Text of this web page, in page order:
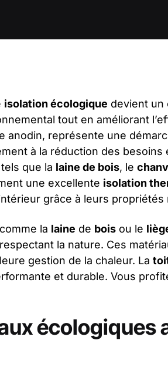
isolation écologique devient un
tout en améliorant
anodin, représente une
à la réduction des besoins
que la laine de bois, le
une excellente isolation
grâce à leurs propriétés
la laine de bois ou le
la nature. Ces
gestion de la chaleur. La
et durable. Vous
écologiques